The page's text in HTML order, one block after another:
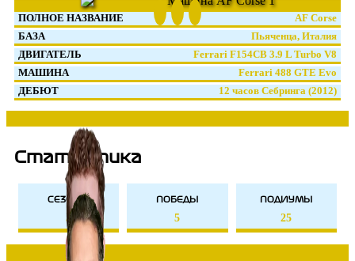
ПОЛНОЕ НАЗВАНИЕ
AF Corse
БАЗА
Пьяченца, Италия
ДВИГАТЕЛЬ
Ferrari F154CB 3.9 L Turbo V8
МАШИНА
Ferrari 488 GTE Evo
ДЕБЮТ
12 часов Себринга (2012)
Статистика
СЕЗОНЫ
5
ПОБЕДЫ
5
ПОДИУМЫ
25